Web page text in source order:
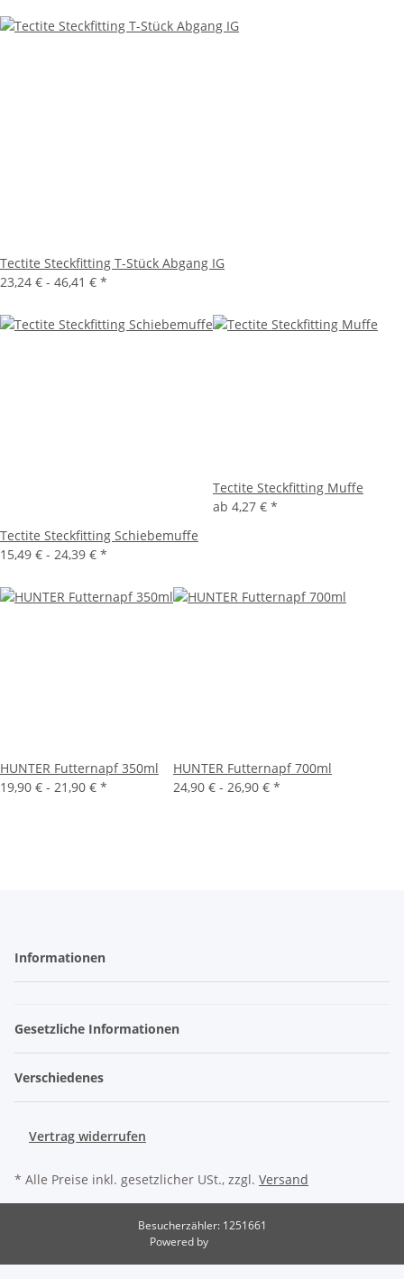
Tectite Steckfitting T-Stück Abgang IG
23,24 € - 46,41 € *
Tectite Steckfitting Schiebemuffe
15,49 € - 24,39 € *
Tectite Steckfitting Muffe
ab 4,27 € *
HUNTER Futternapf 350ml
19,90 € - 21,90 € *
HUNTER Futternapf 700ml
24,90 € - 26,90 € *
Informationen
Gesetzliche Informationen
Verschiedenes
Vertrag widerrufen
* Alle Preise inkl. gesetzlicher USt., zzgl. Versand
Besucherzähler: 1251661
Powered by